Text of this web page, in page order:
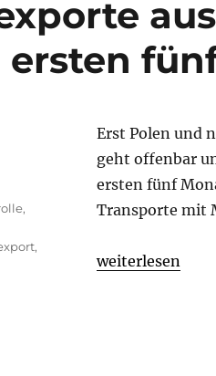
ersten
Erst Polen und
geht offenbar
ersten fünf
Transporte mit
„Zoll in
weiterlesen
,
,